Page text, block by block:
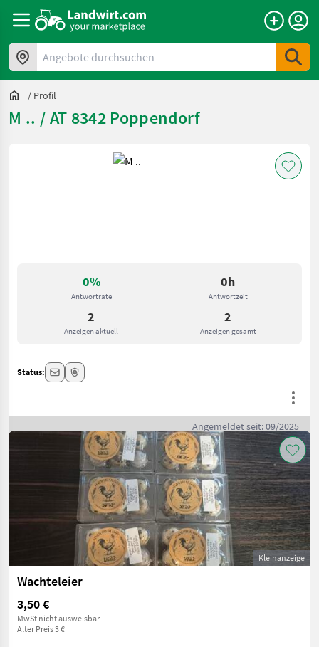
Angebote durchsuchen
/ Profil
M .. / AT 8342 Poppendorf
0%
Antwortrate
0h
Antwortzeit
2
Anzeigen aktuell
2
Anzeigen gesamt
Status:
Angemeldet seit: 09/2025
Kleinanzeige
Wachteleier
3,50 €
MwSt nicht ausweisbar
Alter Preis 3 €